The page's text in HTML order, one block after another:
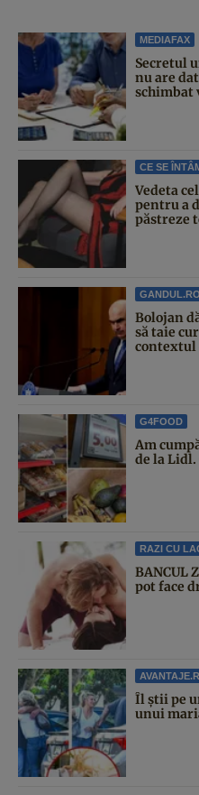
MEDIAFAX
Secretul
nu are
schimbat
CE SE
Vedeta
pentru a
păstreze
GANDUL.RO
Bolojan
să taie
contextul
G4FOOD
Am
de la Lidl.
RAZI CU
BANCUL
pot face
Îl știi pe
unui